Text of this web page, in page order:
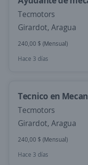
Tecmotors
Girardot, Aragua
240,00 $ (Mensual)
Hace 3 días
Tecnico en
Tecmotors
Girardot, Aragua
240,00 $ (Mensual)
Hace 3 días